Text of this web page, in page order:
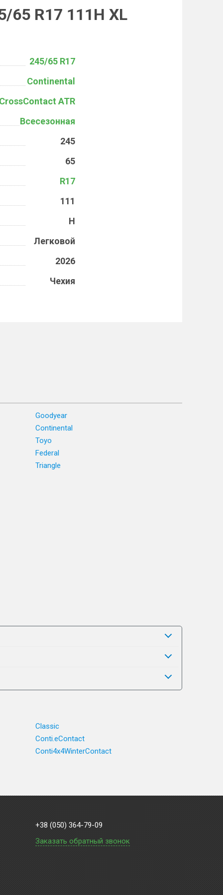
65 R17 111H XL
245/65 R17
Continental
ATR
Всесезонная
245
65
R17
111
H
Легковой
2026
Чехия
Goodyear
Continental
Toyo
Federal
Triangle
Classic
Conti.eContact
Conti4x4WinterContact
+38 (050) 364-79-09
Заказать обратный звонок